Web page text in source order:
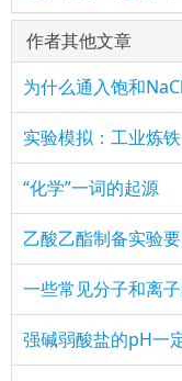
作者其他文章
为什么通入饱和
实验模拟：工业炼铁
“化学”一词的起源
乙酸乙酯制备实验
一些常见分子和离
强碱弱酸盐的pH一